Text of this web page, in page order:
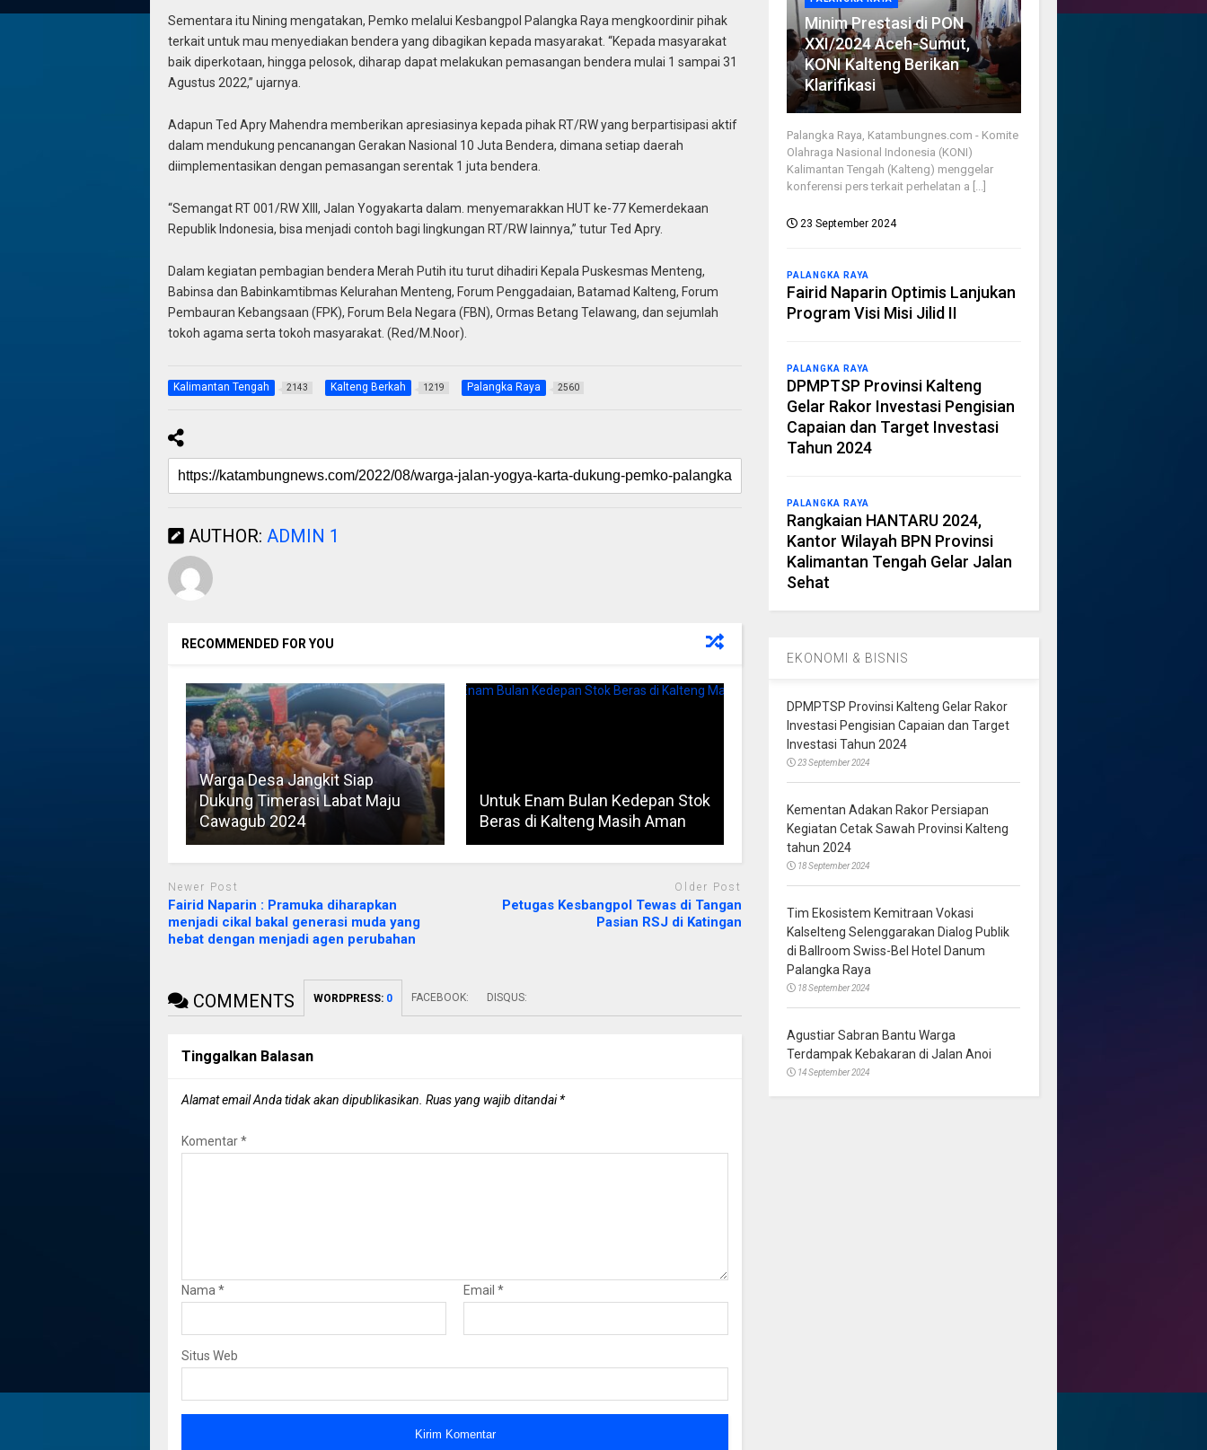
Sementara itu Nining mengatakan, Pemko melalui Kesbangpol Palangka Raya mengkoordinir pihak
terkait untuk mau menyediakan bendera yang dibagikan kepada masyarakat. “Kepada masyarakat
baik diperkotaan, hingga pelosok, diharap dapat melakukan pemasangan bendera mulai 1 sampai 31
Agustus 2022,” ujarnya.
Adapun Ted Apry Mahendra memberikan apresiasinya kepada pihak RT/RW yang berpartisipasi aktif
dalam mendukung pencanangan Gerakan Nasional 10 Juta Bendera, dimana setiap daerah
diimplementasikan dengan pemasangan serentak 1 juta bendera.
“Semangat RT 001/RW XIII, Jalan Yogyakarta dalam. menyemarakkan HUT ke-77 Kemerdekaan
Republik Indonesia, bisa menjadi contoh bagi lingkungan RT/RW lainnya,” tutur Ted Apry.
Dalam kegiatan pembagian bendera Merah Putih itu turut dihadiri Kepala Puskesmas Menteng,
Babinsa dan Babinkamtibmas Kelurahan Menteng, Forum Penggadaian, Batamad Kalteng, Forum
Pembauran Kebangsaan (FPK), Forum Bela Negara (FBN), Ormas Betang Telawang, dan sejumlah
tokoh agama serta tokoh masyarakat. (Red/M.Noor).
Kalimantan Tengah 2143 Kalteng Berkah 1219 Palangka Raya 2560
AUTHOR: ADMIN 1
RECOMMENDED FOR YOU
Warga Desa Jangkit Siap
Dukung Timerasi Labat Maju
Cawagub 2024
Untuk Enam Bulan Kedepan Stok
Beras di Kalteng Masih Aman
Newer Post
Fairid Naparin : Pramuka diharapkan
menjadi cikal bakal generasi muda yang
hebat dengan menjadi agen perubahan
Older Post
Petugas Kesbangpol Tewas di Tangan
Pasian RSJ di Katingan
COMMENTS WORDPRESS: 0 FACEBOOK: DISQUS:
Tinggalkan Balasan
Alamat email Anda tidak akan dipublikasikan. Ruas yang wajib ditandai*
Komentar*
Nama* Email *
Situs Web
Minim Prestasi di PON
XXI/2024 Aceh-Sumut,
KONI Kalteng Berikan
Klarifikasi
Palangka Raya, Katambungnes.com - Komite
Olahraga Nasional Indonesia (KONI)
Kalimantan Tengah (Kalteng) menggelar
konferensi pers terkait perhelatan a [...]
23 September 2024
PALANGKA RAYA
Fairid Naparin Optimis Lanjukan
Program Visi Misi Jilid II
PALANGKA RAYA
DPMPTSP Provinsi Kalteng
Gelar Rakor Investasi Pengisian
Capaian dan Target Investasi
Tahun 2024
PALANGKA RAYA
Rangkaian HANTARU 2024,
Kantor Wilayah BPN Provinsi
Kalimantan Tengah Gelar Jalan
Sehat
EKONOMI & BISNIS
DPMPTSP Provinsi Kalteng Gelar Rakor
Investasi Pengisian Capaian dan Target
Investasi Tahun 2024
23 September 2024
Kementan Adakan Rakor Persiapan
Kegiatan Cetak Sawah Provinsi Kalteng
tahun 2024
18 September 2024
Tim Ekosistem Kemitraan Vokasi
Kalselteng Selenggarakan Dialog Publik
di Ballroom Swiss-Bel Hotel Danum
Palangka Raya
18 September 2024
Agustiar Sabran Bantu Warga
Terdampak Kebakaran di Jalan Anoi
14 September 2024